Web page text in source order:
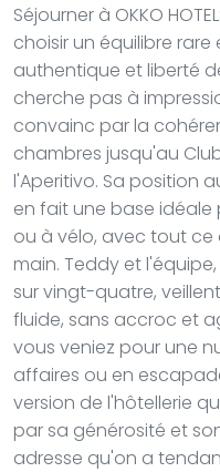
Séjourner à OKKO
choisir un équilibre
authentique et liberté
cherche pas à
convainc par la
chambres jusqu'au
l'Aperitivo. Sa position
en fait une base idéale
ou à vélo, avec tout
main. Teddy et
sur vingt-quatre,
fluide, sans accroc et
vous veniez pour une
affaires ou en
version de l'hôtellerie
par sa générosité et
adresse qu'on a